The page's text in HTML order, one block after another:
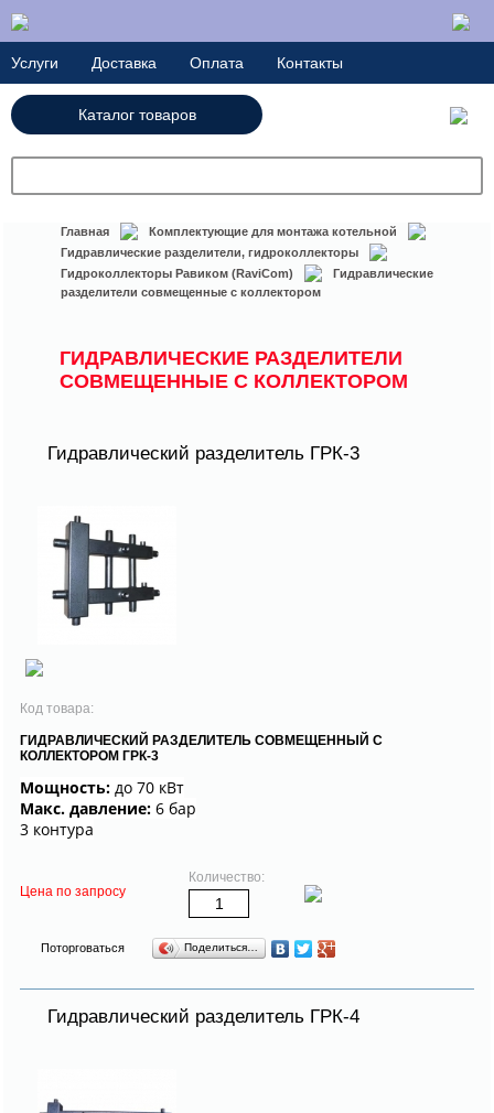
Услуги Доставка Оплата Контакты
Каталог товаров
Главная
Комплектующие для монтажа котельной
Гидравлические разделители, гидроколлекторы
Гидроколлекторы Равиком (RaviCom)
Гидравлические
разделители совмещенные с коллектором
ГИДРАВЛИЧЕСКИЕ РАЗДЕЛИТЕЛИ
СОВМЕЩЕННЫЕ С КОЛЛЕКТОРОМ
Гидравлический разделитель ГРК-3
Код товара:
ГИДРАВЛИЧЕСКИЙ РАЗДЕЛИТЕЛЬ СОВМЕЩЕННЫЙ С
КОЛЛЕКТОРОМ ГРК-3
Мощность: до 70 кВт
Макс. давление: 6 бар
3 контура
Цена по запросу
Количество:
Поторговаться Поделиться…
Гидравлический разделитель ГРК-4